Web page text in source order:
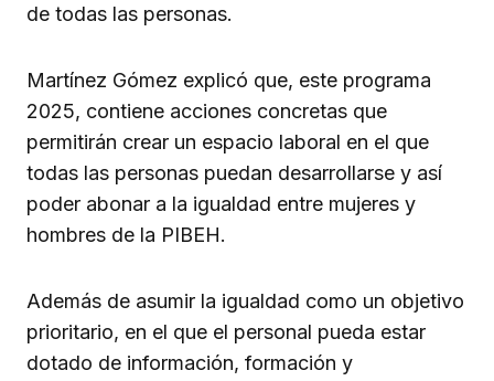
de todas las personas.
Martínez Gómez explicó que, este programa
2025, contiene acciones concretas que
permitirán crear un espacio laboral en el que
todas las personas puedan desarrollarse y así
poder abonar a la igualdad entre mujeres y
hombres de la PIBEH.
Además de asumir la igualdad como un objetivo
prioritario, en el que el personal pueda estar
dotado de información, formación y